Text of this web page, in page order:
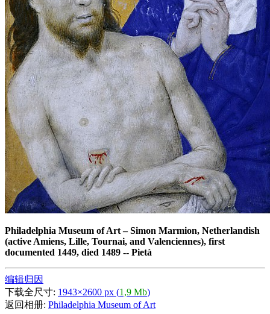
Philadelphia Museum of Art–Simon Marmion, Netherlandish
(active Amiens, Lille, Tournai, and Valenciennes), first
documented 1449, died 1489 -- Pietà
编辑归因
下载全尺寸: 1943×2600 px (1,9 Mb)
返回相册: Philadelphia Museum of Art